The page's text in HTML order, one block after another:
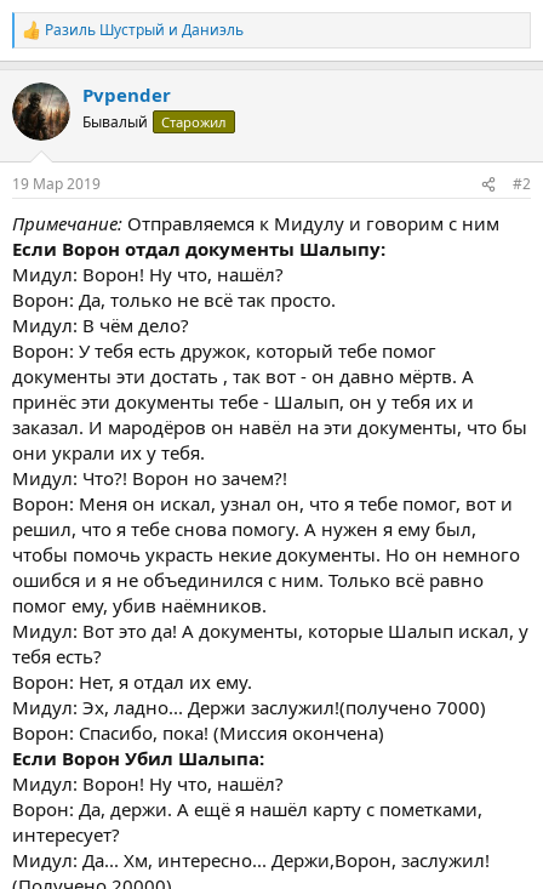
Р
е
к
ц
и
Разиль Шустрый и Даниэль
Pvpender
Бывалый Старожил
19 Мар 2019 #2
Примечание: Отправляемся к Мидулу и говорим с ним
Если Ворон отдал документы Шалыпу:
Мидул: Ворон! Ну что, нашёл?
Ворон: Да, только не всё так просто.
Мидул: В чём дело?
Ворон: У тебя есть дружок, который тебе помог
документы эти достать , так вот - он давно мёртв. А
принёс эти документы тебе - Шалып, он у тебя их и
заказал. И мародёров он навёл на эти документы, что бы
они украли их у тебя.
Мидул: Что?! Ворон но зачем?!
Ворон: Меня он искал, узнал он, что я тебе помог, вот и
решил, что я тебе снова помогу. А нужен я ему был,
чтобы помочь украсть некие документы. Но он немного
ошибся и я не объединился с ним. Только всё равно
помог ему, убив наёмников.
Мидул: Вот это да! А документы, которые Шалып искал, у
тебя есть?
Ворон: Нет, я отдал их ему.
Мидул: Эх, ладно... Держи заслужил!(получено 7000)
Ворон: Спасибо, пока! (Миссия окончена)
Если Ворон Убил Шалыпа:
Мидул: Ворон! Ну что, нашёл?
Ворон: Да, держи. А ещё я нашёл карту с пометками,
интересует?
Мидул: Да... Хм, интересно... Держи,Ворон, заслужил!